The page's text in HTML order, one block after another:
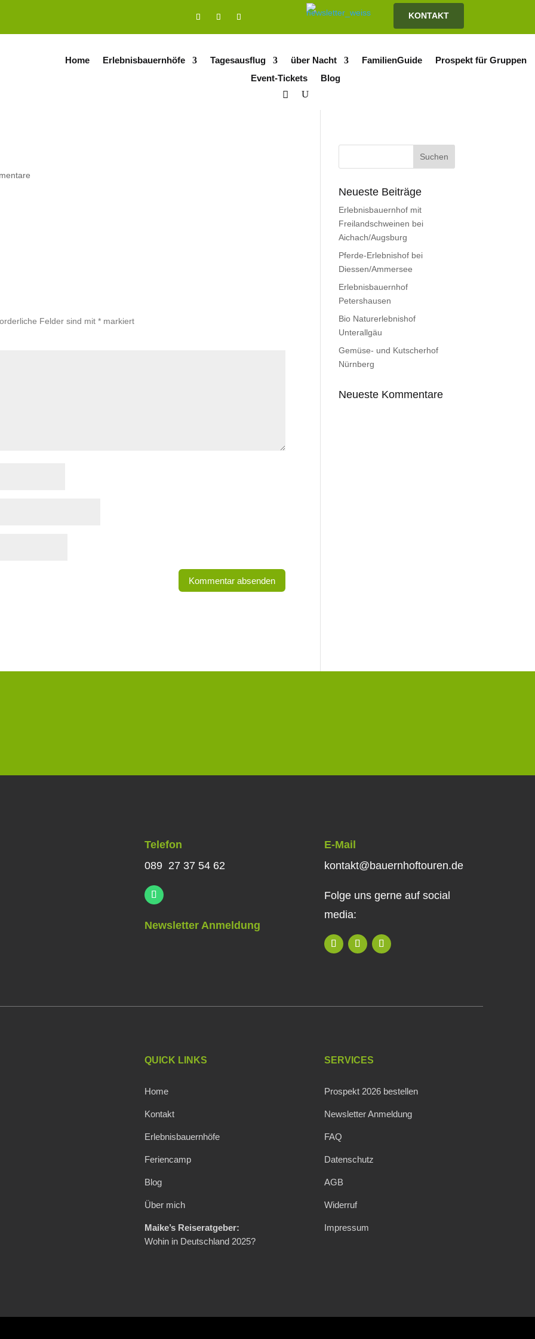
KONTAKT
Home Erlebnisbauernhöfe Tagesausflug über Nacht FamilienGuide
Prospekt für Gruppen
Event-Tickets
Blog
Felder sind mit* markiert
Neueste Beiträge
Erlebnisbauernhof mit
Freilandschweinen bei
Aichach/Augsburg
Pferde-Erlebnishof bei
Diessen/Ammersee
Erlebnisbauernhof
Petershausen
Bio Naturerlebnishof
Unterallgäu
Gemüse- und Kutscherhof
Nürnberg
Neueste Kommentare
Telefon
089 27 37 54 62
Newsletter Anmeldung
E-Mail
kontakt@bauernhoftouren.de
Folge uns gerne auf social
media:
QUICK LINKS
Home
Kontakt
Erlebnisbauernhöfe
Feriencamp
Blog
Über mich
Maike’s Reiseratgeber:
Wohin in Deutschland 2025?
SERVICES
Prospekt 2026 bestellen
Newsletter Anmeldung
FAQ
Datenschutz
AGB
Widerruf
Impressum